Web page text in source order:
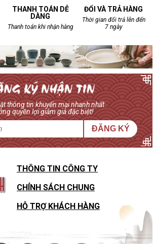
THANH TOÁN DỄ
DÀNG
Thanh toán khi nhận hàng
ĐỔI VÀ TRẢ HÀNG
Thời gian đổi trả lên đến
7 ngày
thông tin khuyến mại nhanh nhất
quyền lợi giảm giá đặc biệt!
ĐĂNG KÝ
THÔNG TIN CÔNG TY
CHÍNH SÁCH CHUNG
HỖ TRỢ KHÁCH HÀNG